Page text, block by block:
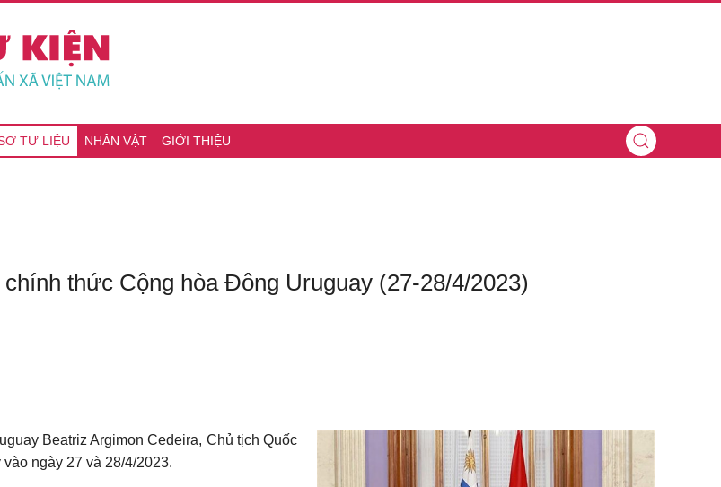
TƯ LIỆU NHÂN VẬT GIỚI THIỆU
thức Cộng hòa Đông Uruguay (27-28/4/2023)
Beatriz Argimon Cedeira, Chủ tịch Quốc
ngày 27 và 28/4/2023.